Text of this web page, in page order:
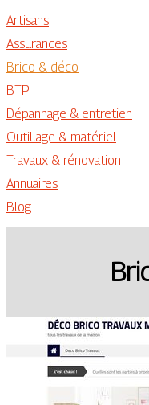
Artisans
Assurances
Brico & déco
BTP
Dépannage & entretien
Outillage & matériel
Travaux & rénovation
Annuaires
Blog